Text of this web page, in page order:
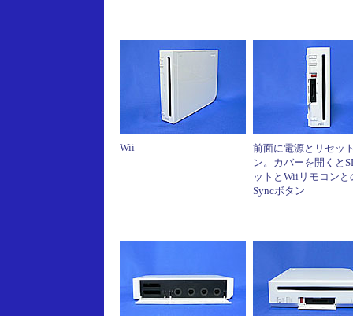
Wii
前面に電源とリセッ
ン。カバーを開くと
ットとWiiリモコンと
Syncボタン